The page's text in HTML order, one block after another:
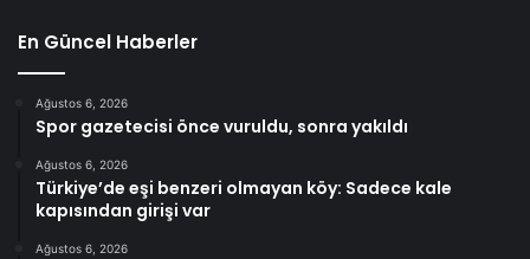
En Güncel Haberler
Ağustos 6, 2026
Spor gazetecisi önce vuruldu, sonra yakıldı
Ağustos 6, 2026
Türkiye’de eşi benzeri olmayan köy: Sadece kale
kapısından girişi var
Ağustos 6, 2026